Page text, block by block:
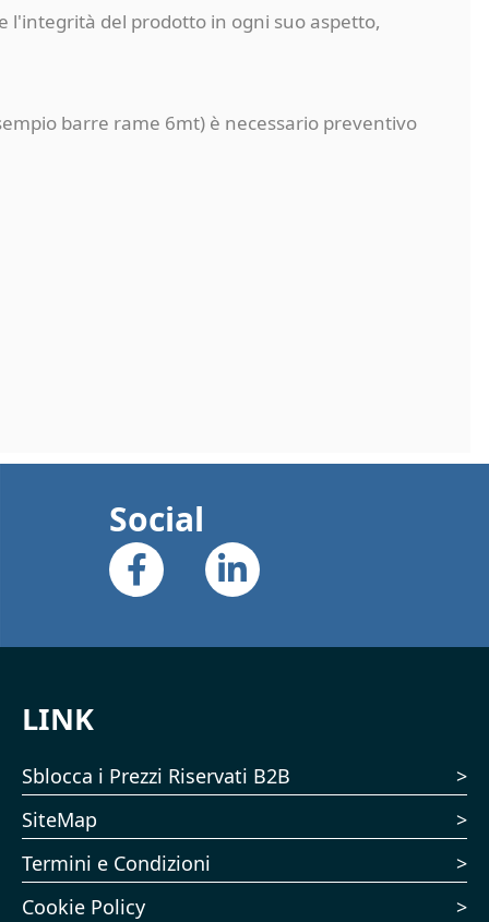
l'integrità del prodotto in ogni suo aspetto,
barre rame 6mt) è necessario preventivo
Social
LINK
Sblocca i Prezzi Riservati B2B
SiteMap
Termini e Condizioni
Cookie Policy